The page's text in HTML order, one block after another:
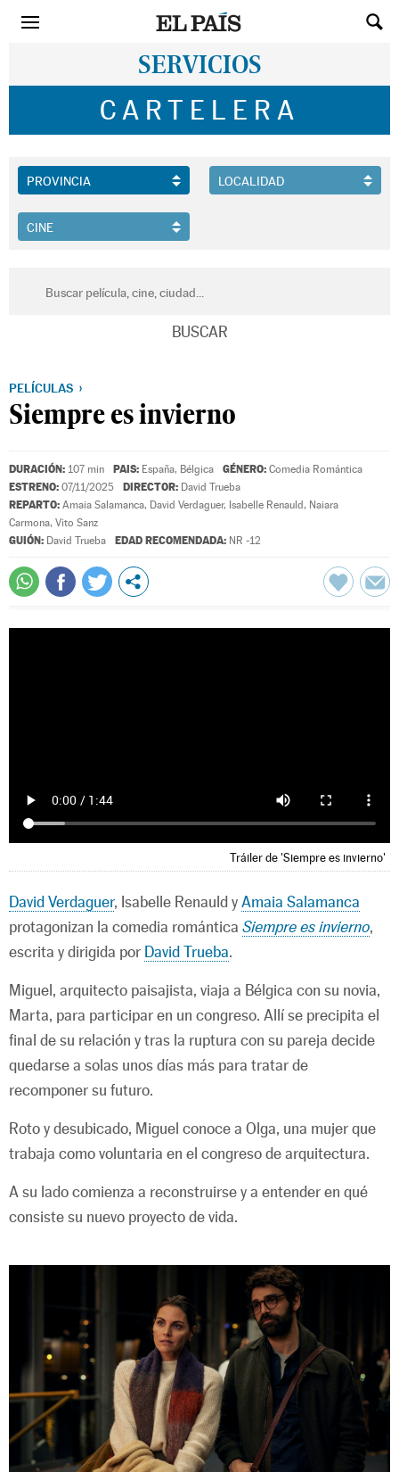
SERVICIOS
CARTELERA
PELÍCULAS
Siempre es invierno
DURACIÓN: 107 min PAIS: España, Bélgica GÉNERO: Comedia Romántica
ESTRENO: 07/11/2025 DIRECTOR: David Trueba
REPARTO: Amaia Salamanca, David Verdaguer, Isabelle Renauld, Naiara
Carmona, Vito Sanz
GUIÓN: David Trueba EDAD RECOMENDADA: NR -12
Tráiler de 'Siempre es invierno'
David Verdaguer, Isabelle Renauld y Amaia Salamanca
protagonizan la comedia romántica Siempre es invierno,
escrita y dirigida por David Trueba.
Miguel, arquitecto paisajista, viaja a Bélgica con su novia,
Marta, para participar en un congreso. Allí se precipita el
final de su relación y tras la ruptura con su pareja decide
quedarse a solas unos días más para tratar de
recomponer su futuro.
Roto y desubicado, Miguel conoce a Olga, una mujer que
trabaja como voluntaria en el congreso de arquitectura.
A su lado comienza a reconstruirse y a entender en qué
consiste su nuevo proyecto de vida.